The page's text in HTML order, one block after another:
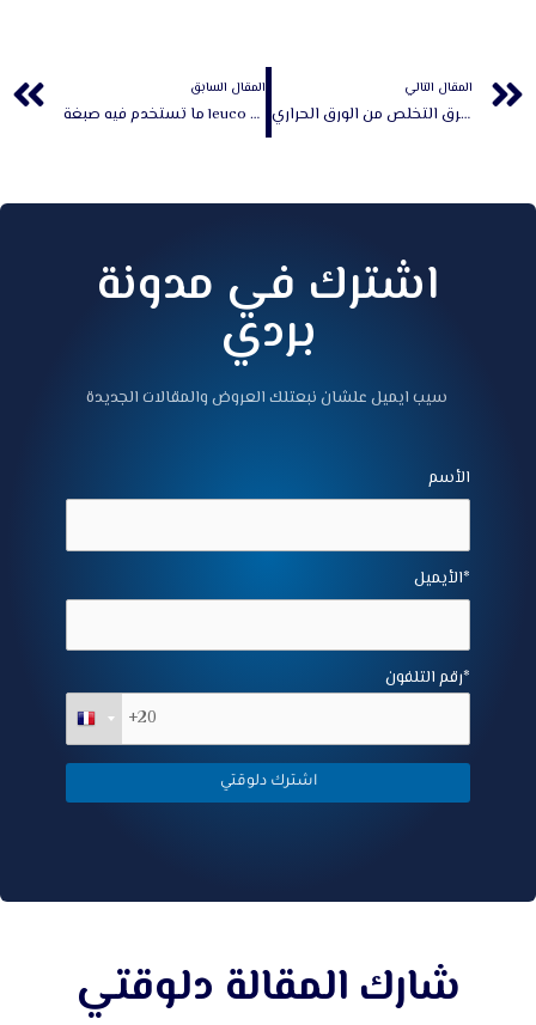
Prev المقال السابق
ما تستخدم فيه صبغة leuco الورق الحراري
المقال التالي
طرق التخلص من الورق الحراري
اشترك في مدونة
بردي
الأسم
الأيميل*
رقم التلفون*
شارك المقالة دلوقتي